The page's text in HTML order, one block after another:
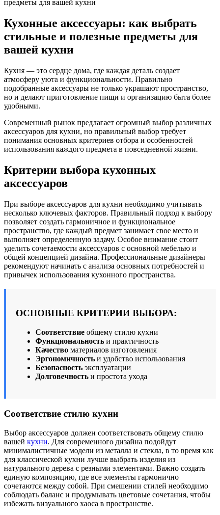
Кухонные аксессуары: как выбрать
стильные и полезные предметы для
вашей кухни
Кухня — это сердце дома, где каждая деталь создает
атмосферу уюта и функциональности. Правильно
подобранные аксессуары не только украшают пространство,
но и делают приготовление пищи и организацию быта более
удобными.
Современный рынок предлагает огромный выбор различных
аксессуаров для кухни, но правильный выбор требует
понимания основных критериев отбора и особенностей
использования каждого предмета в повседневной жизни.
Критерии выбора кухонных
аксессуаров
При выборе аксессуаров для кухни необходимо учитывать
несколько ключевых факторов. Правильный подход к выбору
позволяет создать гармоничное и функциональное
пространство, где каждый предмет занимает свое место и
выполняет определенную задачу. Особое внимание стоит
уделить сочетаемости аксессуаров с основной мебелью и
общей концепцией дизайна. Профессиональные дизайнеры
рекомендуют начинать с анализа основных потребностей и
привычек использования кухонного пространства.
ОСНОВНЫЕ КРИТЕРИИ ВЫБОРА:
Соответствие общему стилю кухни
Функциональность и практичность
Качество материалов изготовления
Эргономичность и удобство использования
Безопасность эксплуатации
Долговечность и простота ухода
Соответствие стилю кухни
Выбор аксессуаров должен соответствовать общему стилю
вашей кухни. Для современного дизайна подойдут
минималистичные модели из металла и стекла, в то время как
для классической кухни лучше выбрать изделия из
натурального дерева с резными элементами. Важно создать
единую композицию, где все элементы гармонично
сочетаются между собой. При смешении стилей необходимо
соблюдать баланс и продумывать цветовые сочетания, чтобы
избежать визуального хаоса в пространстве.